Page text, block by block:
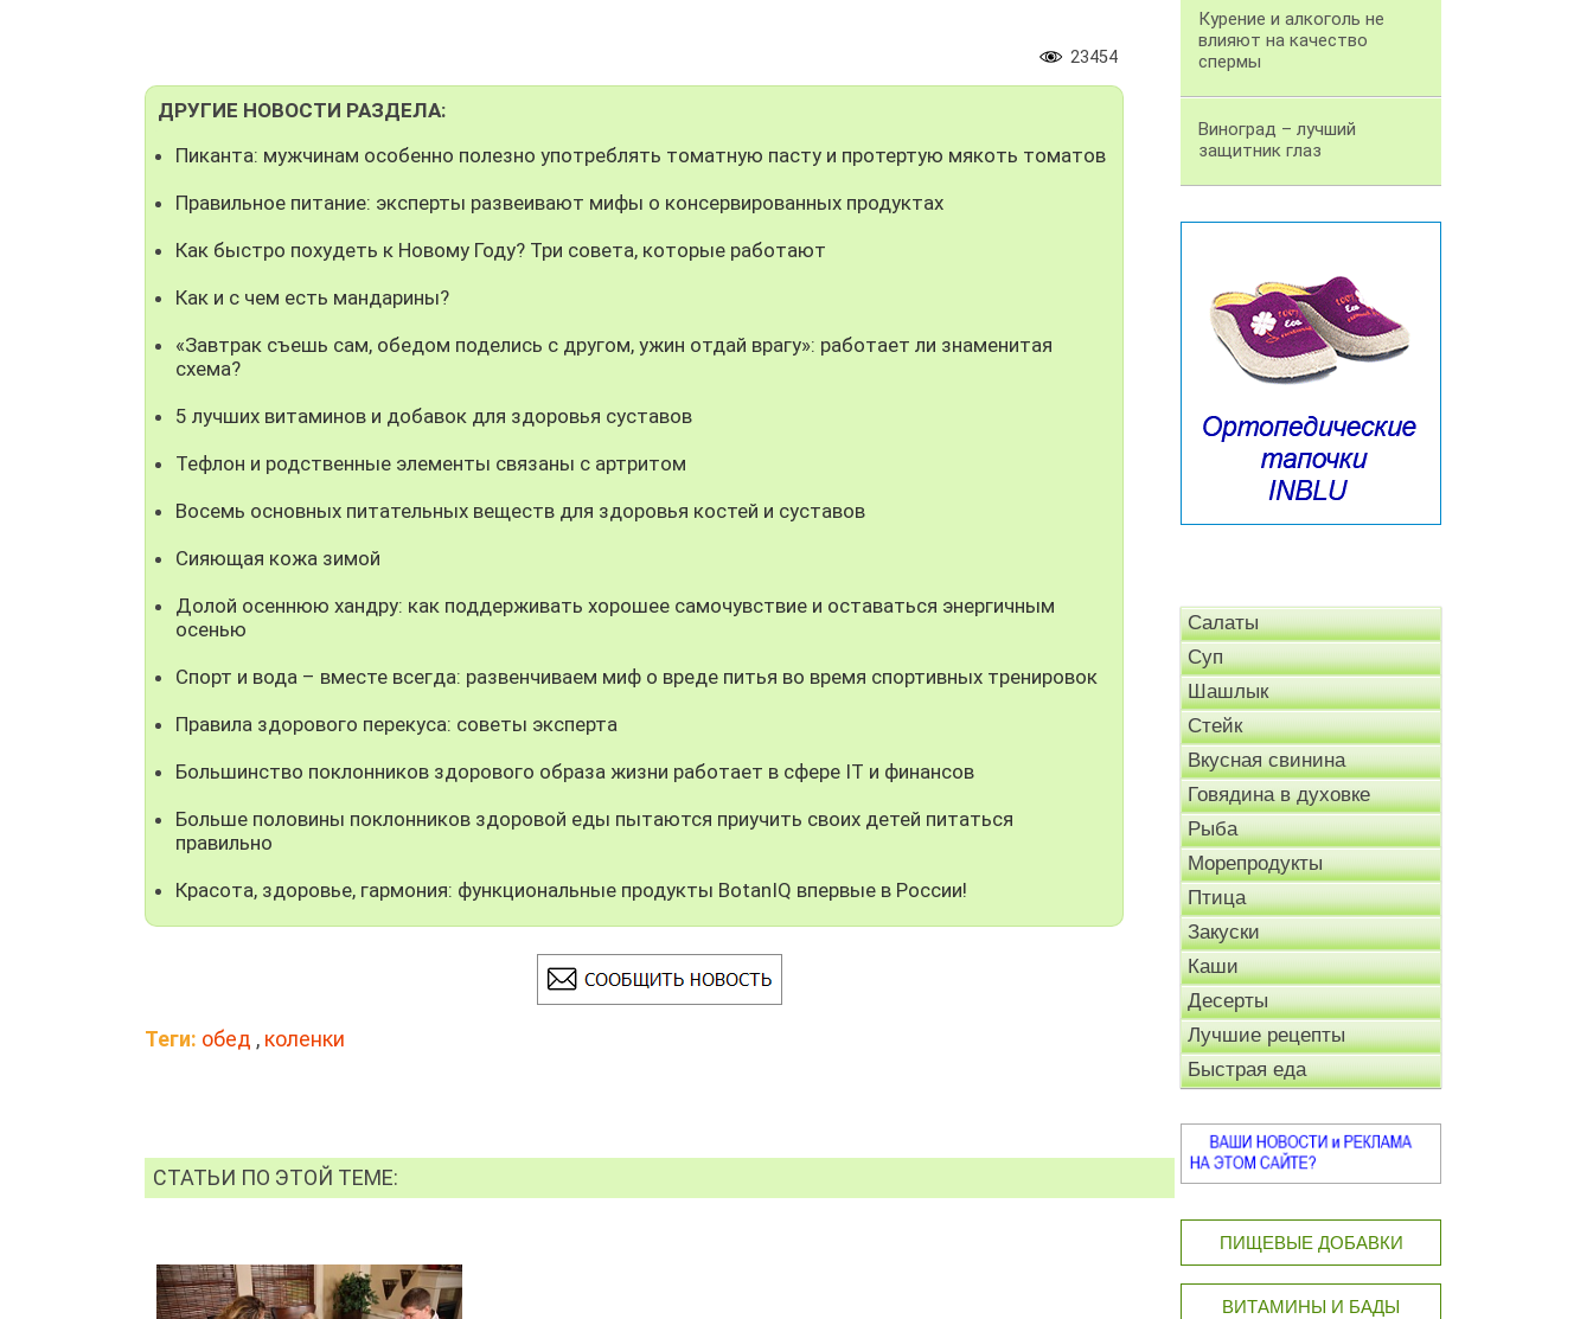
23454
ДРУГИЕ НОВОСТИ РАЗДЕЛА:
Пиканта: мужчинам особенно полезно употреблять томатную пасту и протертую мякоть томатов
Правильное питание: эксперты развеивают мифы о консервированных продуктах
Как быстро похудеть к Новому Году? Три совета, которые работают
Как и с чем есть мандарины?
«Завтрак съешь сам, обедом поделись с другом, ужин отдай врагу»: работает ли знаменитая
схема?
5 лучших витаминов и добавок для здоровья суставов
Тефлон и родственные элементы связаны с артритом
Восемь основных питательных веществ для здоровья костей и суставов
Сияющая кожа зимой
Долой осеннюю хандру: как поддерживать хорошее самочувствие и оставаться энергичным
осенью
Спорт и вода – вместе всегда: развенчиваем миф о вреде питья во время спортивных тренировок
Правила здорового перекуса: советы эксперта
Большинство поклонников здорового образа жизни работает в сфере IT и финансов
Больше половины поклонников здоровой еды пытаются приучить своих детей питаться
правильно
Красота, здоровье, гармония: функциональные продукты BotanIQ впервые в России!
Теги: обед , коленки
СТАТЬИ ПО ЭТОЙ ТЕМЕ:
Курение и алкоголь не
влияют на качество
спермы
Виноград – лучший
защитник глаз
Салаты
Суп
Шашлык
Стейк
Вкусная свинина
Говядина в духовке
Рыба
Морепродукты
Птица
Закуски
Каши
Десерты
Лучшие рецепты
Быстрая еда
ПИЩЕВЫЕ ДОБАВКИ
ВИТАМИНЫ И БАДЫ